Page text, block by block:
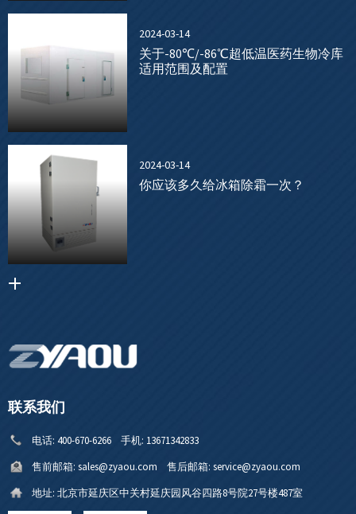
2024-03-14
关于-80℃/-86℃超低温医药生物冷库
适用范围及配置
2024-03-14
你应该多久给冰箱除霜一次？
联系我们
电话: 400-670-6266 手机: 13671342833
售前邮箱: sales@zyaou.com 售后邮箱: service@zyaou.com
地址: 北京市延庆区中关村延庆园风谷四路8号院27号楼487室